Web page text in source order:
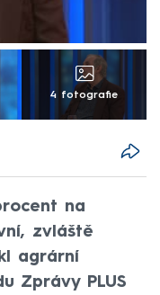
4 fotografie
na
zvláště
agrární
Zprávy PLUS